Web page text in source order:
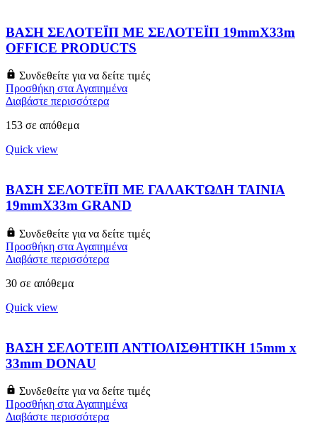
ΒΑΣΗ ΣΕΛΟΤΕΪΠ ΜΕ ΣΕΛΟΤΕΪΠ 19mmX33m
OFFICE PRODUCTS
Συνδεθείτε για να δείτε τιμές
Προσθήκη στα Αγαπημένα
Διαβάστε περισσότερα
153 σε απόθεμα
Quick view
ΒΑΣΗ ΣΕΛΟΤΕΪΠ ΜΕ ΓΑΛΑΚΤΩΔΗ ΤΑΙΝΙΑ
19mmX33m GRAND
Συνδεθείτε για να δείτε τιμές
Προσθήκη στα Αγαπημένα
Διαβάστε περισσότερα
30 σε απόθεμα
Quick view
ΒΑΣΗ ΣΕΛΟΤΕΙΠ ΑΝΤΙΟΛΙΣΘΗΤΙΚΗ 15mm x
33mm DONAU
Συνδεθείτε για να δείτε τιμές
Προσθήκη στα Αγαπημένα
Διαβάστε περισσότερα